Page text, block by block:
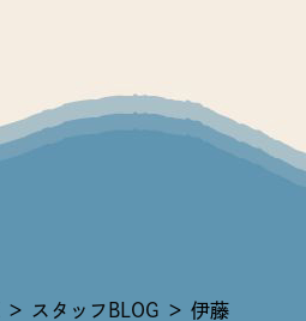
＞ スタッフBLOG ＞ 伊藤